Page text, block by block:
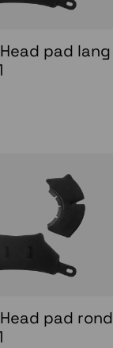
pad lang
pad rond